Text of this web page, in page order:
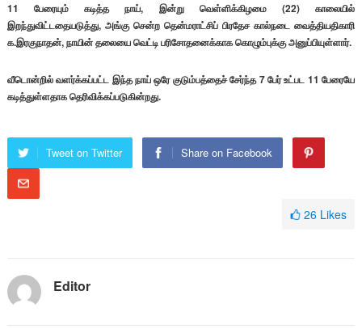
11 பேரையும் கடித்த நாய், இன்று வெள்ளிக்கிழமை (22) காலையில்
இறந்துவிட்டதையடுத்து, அங்கு சென்ற தென்மராட்சிப் பிரதேச கால்நடை வைத்தியதிகாரி
க.இரகுநாதன், நாயின் தலையை வெட்டி பரிசோதனைக்காக கொழும்புக்கு அனுப்பியுள்ளார்.
வீடொன்றில் வளர்க்கப்பட்ட இந்த நாய் ஒரே குடும்பத்தைச் சேர்ந்த 7 பேர் உட்பட 11 பேரையே
கடித்துள்ளதாக தெரிவிக்கப்படுகின்றது.
Tweet on Twitter Share on Facebook
26 Likes
Editor